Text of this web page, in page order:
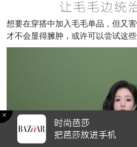
想要在穿搭中加入毛毛单品，但又
才不会显得臃肿，或许可以尝试这些